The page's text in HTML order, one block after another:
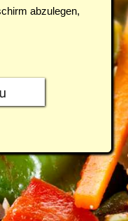
abzulegen,